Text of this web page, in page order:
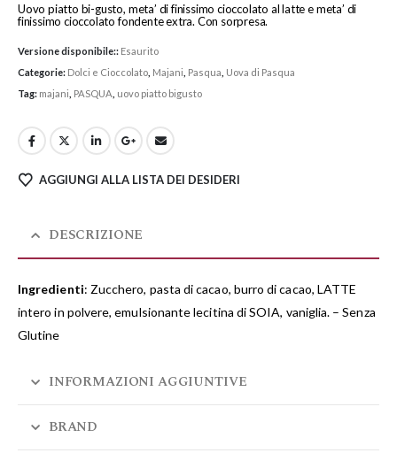
Uovo piatto bi-gusto, meta’ di finissimo cioccolato al latte e meta’ di
finissimo cioccolato fondente extra. Con sorpresa.
Versione disponibile:: Esaurito
Categorie: Dolci e Cioccolato Majani Pasqua Uova di Pasqua
Tag: majani PASQUA uovo piatto bigusto
AGGIUNGI ALLA LISTA DEI DESIDERI
DESCRIZIONE
Ingredienti: Zucchero, pasta di cacao, burro di cacao, LATTE
intero in polvere, emulsionante lecitina di SOIA, vaniglia. – Senza
Glutine
INFORMAZIONI AGGIUNTIVE
BRAND